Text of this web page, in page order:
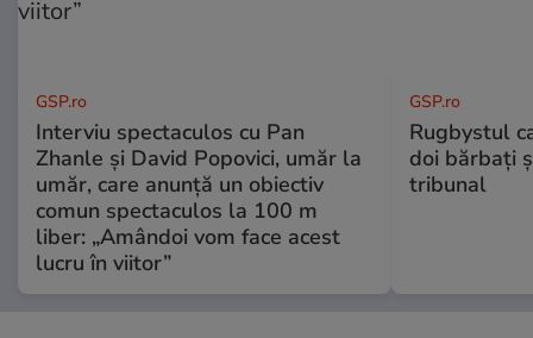
GSP.ro
Interviu spectaculos cu Pan
Zhanle și David Popovici, umăr la
umăr, care anunță un obiectiv
comun spectaculos la 100 m
liber: „Amândoi vom face acest
lucru în viitor”
GSP.ro
Rugbystul
doi bărbați
tribunal